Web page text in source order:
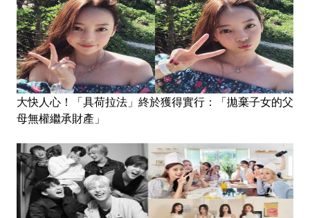
大快人心！「具荷拉法」終於獲得實行：「拋棄子女的父
母無權繼承財產」